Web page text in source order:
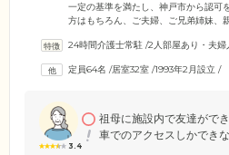
一定の基準を満たし、神戸市から認可
方はもちろん、ご夫婦、ご兄弟姉妹、
ことが可能です。日常生活のサポート
的な巡回や各所にある防犯カメラのチ
す。
24時間介護士常駐 /2人部屋あり・夫婦
定員64名 /居室32室 /1993年2月設立 /
3.4
祖母に施設内で友達がで
車でのアクセスしかでき